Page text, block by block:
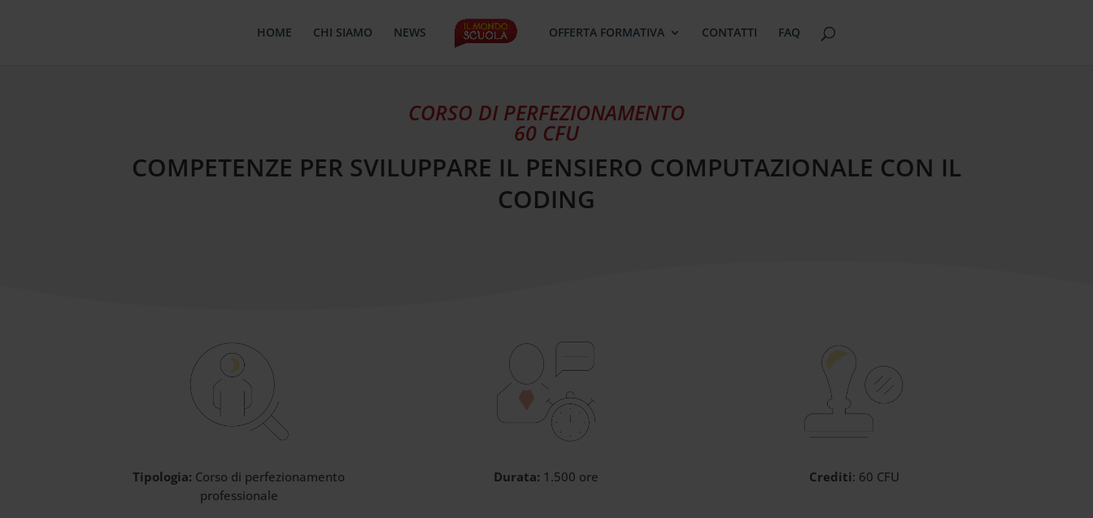
HOME CHI SIAMO NEWS OFFERTA FORMATIVA CONTATTI FAQ
CORSO DI PERFEZIONAMENTO
60 CFU
COMPETENZE PER SVILUPPARE IL PENSIERO COMPUTAZIONALE CON IL
CODING
Tipologia: Corso di perfezionamento
professionale
Durata: 1.500 ore Crediti: 60 CFU